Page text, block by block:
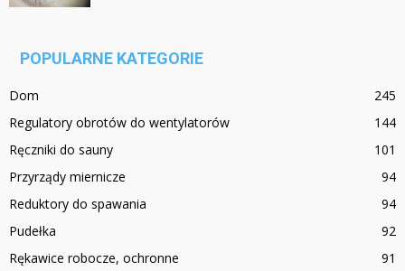
POPULARNE KATEGORIE
Dom
245
Regulatory obrotów do wentylatorów
144
Ręczniki do sauny
101
Przyrządy miernicze
94
Reduktory do spawania
94
Pudełka
92
Rękawice robocze, ochronne
91